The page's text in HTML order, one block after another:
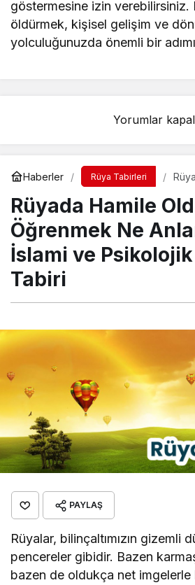
göstermesine izin verebilirsiniz.
öldürmek, kişisel gelişim ve
yolculuğunuzda önemli bir
Yorumlar
Haberler Rüya Tabirleri
Rüyada Hamile
Öğrenmek Ne
İslami ve
Tabiri
PAYLAŞ
Rüyalar, bilinçaltımızın gizemli
pencereler gibidir. Bazen
bazen de oldukça net imgelerle